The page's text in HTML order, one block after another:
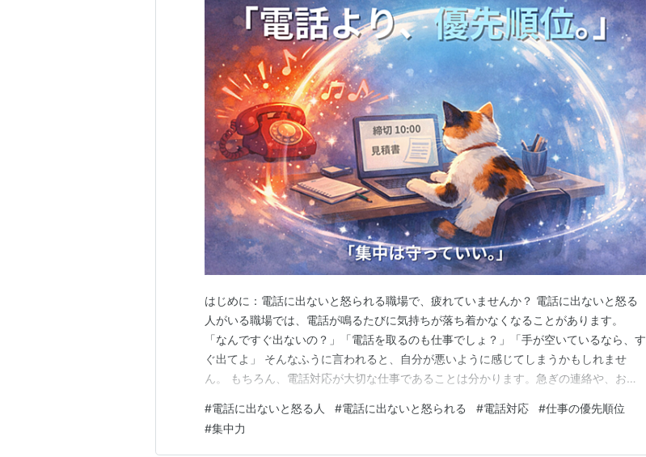
はじめに：電話に出ないと怒られる職場で、疲れていませんか？ 電話に出ないと怒る
人がいる職場では、電話が鳴るたびに気持ちが落ち着かなくなることがあります。
「なんですぐ出ないの？」「電話を取るのも仕事でしょ？」「手が空いているなら、す
ぐ出てよ」 そんなふうに言われると、自分が悪いように感じてしまうかもしれませ
ん。 もちろん、電話対応が大切な仕事であることは分かります。急ぎの連絡や、お客
今進めている仕事の集中が切れたり、優先順位が崩れたりすることがあります。 本当
に大切なのは、電話にすぐ出るかどうかだけではなく、仕事の優…
#電話に出ないと怒る人 #電話に出ないと怒られる #電話対応 #仕事の優先順位
#集中力